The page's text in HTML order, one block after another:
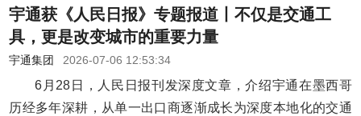
宇通获《人民日报》专题报道丨不仅是交通工
具，更是改变城市的重要力量
宇通集团 2026-07-06 12:53:34
6月28日，人民日报刊发深度文章，介绍宇通在墨西哥
历经多年深耕，从单一出口商逐渐成长为深度本地化的交通